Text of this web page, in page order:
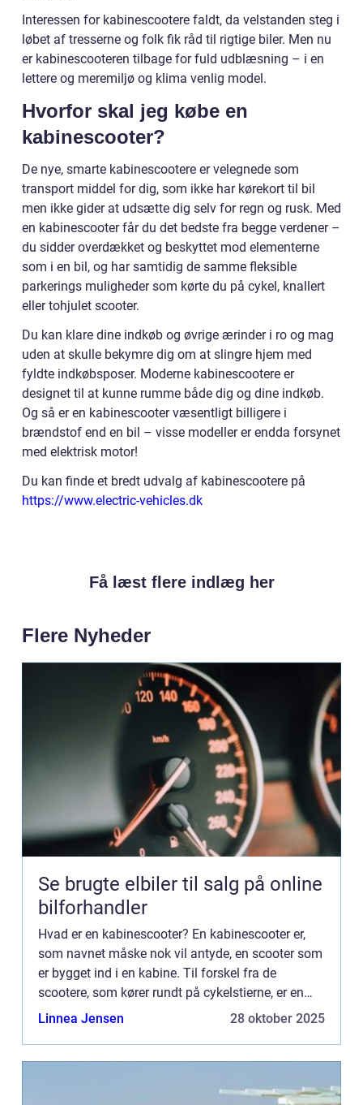
Interessen for kabinescootere faldt, da velstanden steg i
løbet af tresserne og folk fik råd til rigtige biler. Men nu
er kabinescooteren tilbage for fuld udblæsning – i en
lettere og meremiljø og klima venlig model.
Hvorfor skal jeg købe en
kabinescooter?
De nye, smarte kabinescootere er velegnede som
transport middel for dig, som ikke har kørekort til bil
men ikke gider at udsætte dig selv for regn og rusk. Med
en kabinescooter får du det bedste fra begge verdener –
du sidder overdækket og beskyttet mod elementerne
som i en bil, og har samtidig de samme fleksible
parkerings muligheder som kørte du på cykel, knallert
eller tohjulet scooter.
Du kan klare dine indkøb og øvrige ærinder i ro og mag
uden at skulle bekymre dig om at slingre hjem med
fyldte indkøbsposer. Moderne kabinescootere er
designet til at kunne rumme både dig og dine indkøb.
Og så er en kabinescooter væsentligt billigere i
brændstof end en bil – visse modeller er endda forsynet
med elektrisk motor!
Du kan finde et bredt udvalg af kabinescootere på
https://www.electric-vehicles.dk
Få læst flere indlæg her
Flere Nyheder
Se brugte elbiler til salg på online
bilforhandler
Hvad er en kabinescooter? En kabinescooter er,
som navnet måske nok vil antyde, en scooter som
er bygget ind i en kabine. Til forskel fra de
scootere, som kører rundt på cykelstierne, er en
kabinescooter dog trehjulet. Før i tiden var
Linnea Jensen 28 oktober 2025